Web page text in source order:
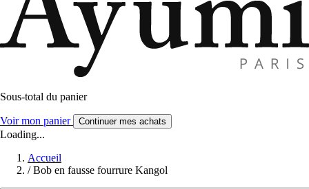
Sous-total du panier
Voir mon panier Continuer mes achats
Loading...
Accueil
/ Bob en fausse fourrure Kangol